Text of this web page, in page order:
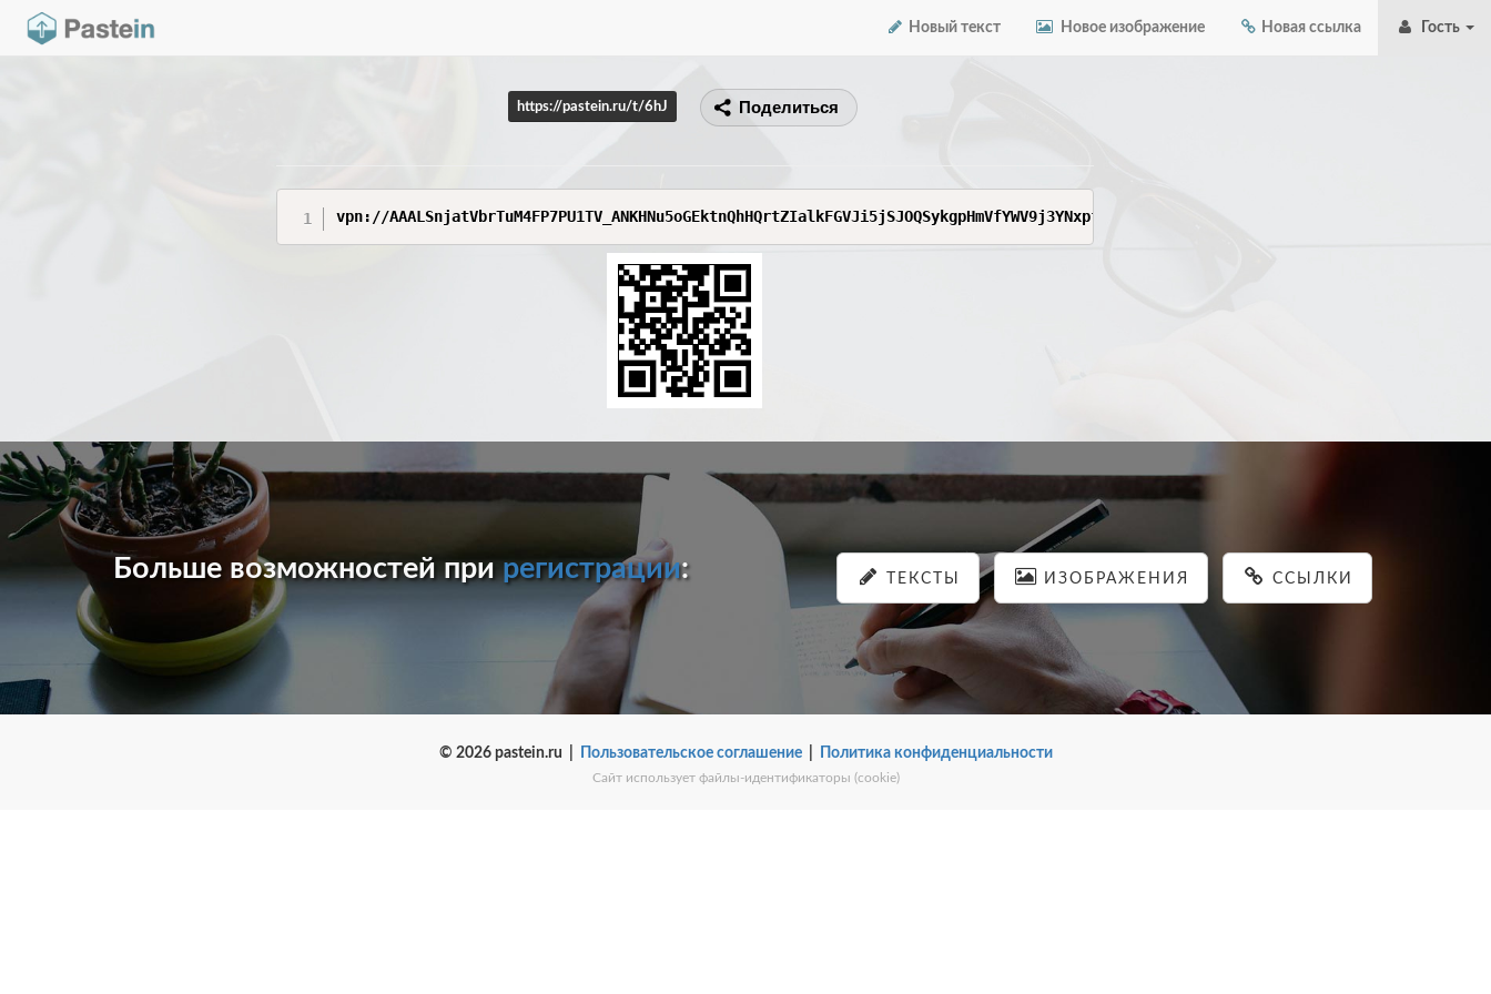
Новый текст Новое изображение Новая ссылка Гость
https://pastein.ru/t/6hJ Поделиться
vpn://AAALSnjatVbrTuM4FP7PU1TV_ANKHNu5oGEktnQhHQrtZIalkFGVJi5jSJOQSykgpHmVfYWV9j3YNxpfQhpU84OVJr3k5Ps-2-fY5zh-
Больше возможностей прирегистрации: ТЕКСТЫ ИЗОБРАЖЕНИЯ ССЫЛКИ
© 2026 pastein.ru | Пользовательское соглашение| Политика конфиденциальности
Сайт использует файлы-идентификаторы (cookie)